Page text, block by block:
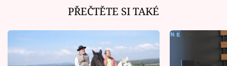
PŘEČTĚTE SI TAKÉ